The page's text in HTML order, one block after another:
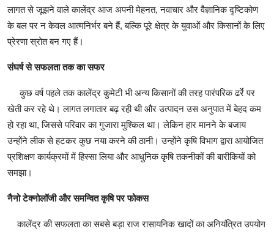
लागत से जूझने वाले कालेंद्र आज अपनी मेहनत, नवाचार और वैज्ञानिक दृष्टिकोण
के बल पर न केवल आत्मनिर्भर बने हैं, बल्कि पूरे क्षेत्र के युवाओं और किसानों के लिए
प्रेरणा स्रोत बन गए हैं।
​संघर्ष से सफलता तक का सफर
​कुछ वर्ष पहले तक कालेंद्र कुमेटी भी अन्य किसानों की तरह पारंपरिक ढर्रे पर
खेती कर रहे थे। लागत लगातार बढ़ रही थी और उत्पादन उस अनुपात में बेहद कम
हो रहा था, जिससे परिवार का गुजारा मुश्किल था। लेकिन हार मानने के बजाय
उन्होंने लीक से हटकर कुछ नया करने की ठानी। उन्होंने कृषि विभाग द्वारा आयोजित
प्रशिक्षण कार्यक्रमों में हिस्सा लिया और आधुनिक कृषि तकनीकों की बारीकियों को
समझा।
​नैनो टेक्नोलॉजी और समन्वित कृषि पर फोकस
​कालेंद्र की सफलता का सबसे बड़ा राज रासायनिक खादों का अनियंत्रित उपयोग